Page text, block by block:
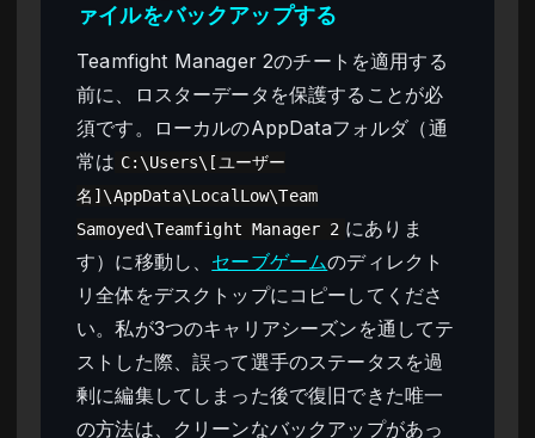
ァイルをバックアップする
Teamfight Manager 2のチートを適用する
前に、ロスターデータを保護することが必
須です。ローカルのAppDataフォルダ（通
常は C:\Users\[ユーザー
名]\AppData\LocalLow\Team
Samoyed\Teamfight Manager 2 にありま
す）に移動し、 セーブゲームのディレクト
リ全体をデスクトップにコピーしてくださ
い。私が3つのキャリアシーズンを通してテ
ストした際、誤って選手のステータスを過
剰に編集してしまった後で復旧できた唯一
の方法は、クリーンなバックアップがあっ